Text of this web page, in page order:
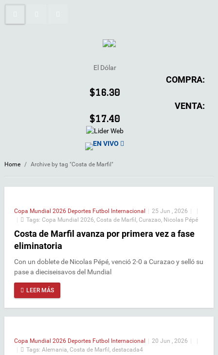
El Dólar
COMPRA:
$16.30
VENTA:
$17.40
EN VIVO
Home / Archive by tag "Costa de Marfil"
Copa Mundial 2026 Deportes Futbol Internacional | 25 Jun , 2026 |
|
|
Tags: Copa Mundial 2026 Costa de Marfil Curazao Nicolas Pépé
Costa de Marfil avanza por primera vez a fase
eliminatoria
Con un doblete de Nicolas Pépé, venció 2-0 a Curazao y selló su
pase a dieciseisavos del Mundial
LEER MÁS
Copa Mundial 2026 Deportes Futbol Internacional | 20 Jun , 2026 |
|
|
Tags: Alemania Costa de Marfil destacada4